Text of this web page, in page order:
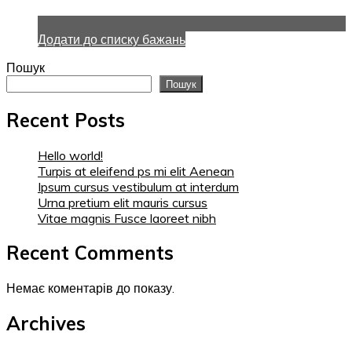
Додати до списку бажань
Пошук
Пошук
Recent Posts
Hello world!
Turpis at eleifend ps mi elit Aenean
Ipsum cursus vestibulum at interdum
Urna pretium elit mauris cursus
Vitae magnis Fusce laoreet nibh
Recent Comments
Немає коментарів до показу.
Archives